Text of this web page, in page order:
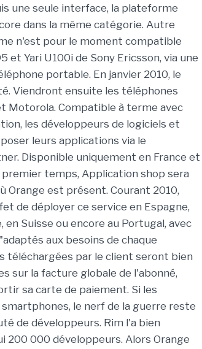
une seule interface, la plateforme
dans la même catégorie. Autre
n'est pour le moment compatible
et Yari U100i de Sony Ericsson, via une
portable. En janvier 2010, le
Viendront ensuite les téléphones
Motorola. Compatible à terme avec
les développeurs de logiciels et
leurs applications via le
Disponible uniquement en France et
premier temps, Application shop sera
Orange est présent. Courant 2010,
de déployer ce service en Espagne,
en Suisse ou encore au Portugal, avec
aux besoins de chaque
téléchargées par le client seront bien
sur la facture globale de l'abonné,
sa carte de paiement. Si les
le nerf de la guerre reste
de développeurs. Rim l'a bien
200 000 développeurs. Alors Orange